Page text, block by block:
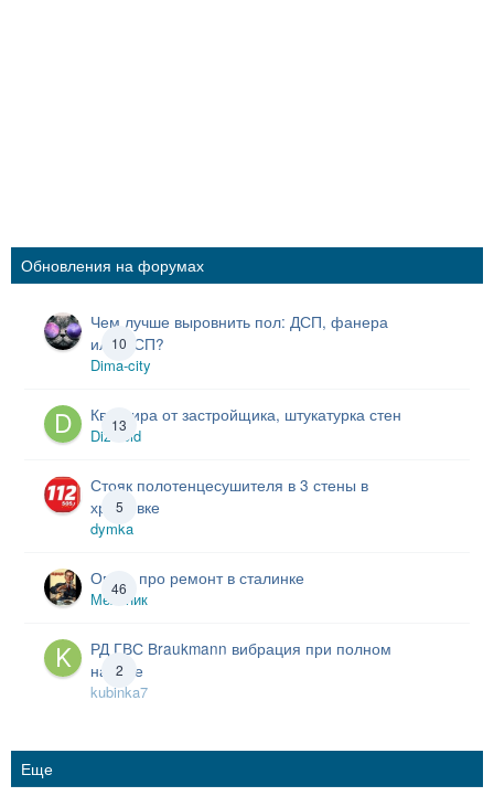
Обновления на форумах
10
Чем лучше выровнить пол: ДСП, фанера
или ОСП?
Dima-city
13
Квартира от застройщика, штукатурка стен
Dizeloid
5
Стояк полотенцесушителя в 3 стены в
хрущевке
dymka
46
Опять про ремонт в сталинке
Механик
2
РД ГВС Braukmann вибрация при полном
напоре
kubinka7
Еще